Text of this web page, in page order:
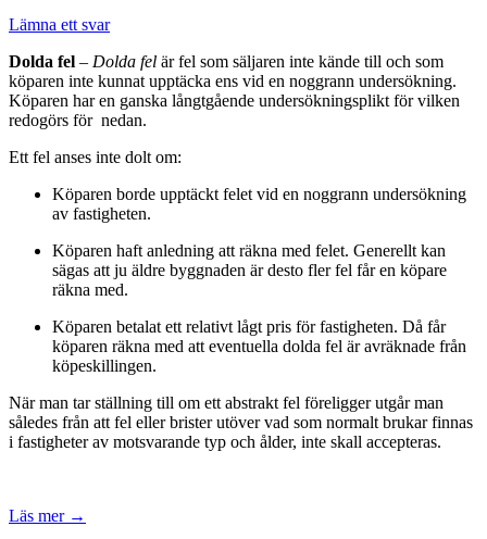
Lämna ett svar
Dolda fel – Dolda fel är fel som säljaren inte kände till och som
köparen inte kunnat upptäcka ens vid en noggrann undersökning.
Köparen har en ganska långtgående undersökningsplikt för vilken
redogörs för nedan.
Ett fel anses inte dolt om:
Köparen borde upptäckt felet vid en noggrann undersökning
av fastigheten.
Köparen haft anledning att räkna med felet. Generellt kan
sägas att ju äldre byggnaden är desto fler fel får en köpare
räkna med.
Köparen betalat ett relativt lågt pris för fastigheten. Då får
köparen räkna med att eventuella dolda fel är avräknade från
köpeskillingen.
När man tar ställning till om ett abstrakt fel föreligger utgår man
således från att fel eller brister utöver vad som normalt brukar finnas
i fastigheter av motsvarande typ och ålder, inte skall accepteras.
Läs mer →